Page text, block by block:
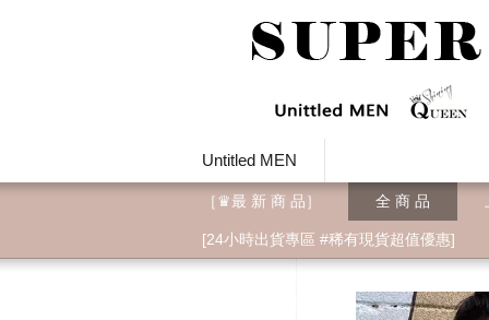
Untitled MEN
［♛最 新 商 品］ 全 商 品
[24小時出貨專區 #稀有現貨超值優惠]